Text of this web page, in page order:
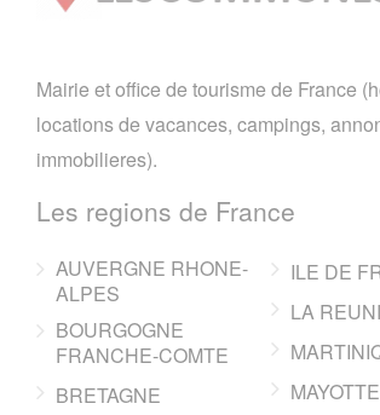
Mairie et office de tourisme de France
locations de vacances, campings,
immobilieres).
Les regions de France
AUVERGNE RHONE-
ALPES
BOURGOGNE
FRANCHE-COMTE
BRETAGNE
ILE DE
LA
MAYOTTE